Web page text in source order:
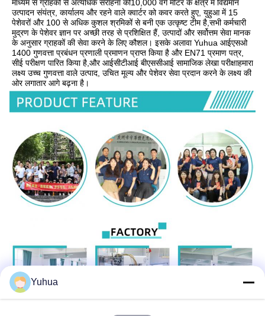
माध्यम से ग्राहकों से अत्यधिक सराहना की10,000 वर्ग मीटर के क्षेत्र में विद्यमान
उत्पादन संयंत्र, कार्यालय और रहने वाले क्वार्टर को कवर करते हुए, युहुआ में 15
पेशेवरों और 100 से अधिक कुशल श्रमिकों से बनी एक उत्कृष्ट टीम है,सभी कर्मचारी
मुद्रण के पेशेवर ज्ञान पर अच्छी तरह से प्रशिक्षित हैं, उत्पादों और सर्वोत्तम सेवा मानक
के अनुसार ग्राहकों की सेवा करने के लिए कौशल। इसके अलावा Yuhua आईएसओ
1400 गुणवत्ता प्रबंधन प्रणाली प्रमाणन प्राप्त किया है और EN71 प्रमाण पत्र,
सीई परीक्षण पारित किया है,और आईसीटीआई बीएससीआई सामाजिक लेखा परीक्षाहमारा
लक्ष्य उच्च गुणवत्ता वाले उत्पाद, उचित मूल्य और पेशेवर सेवा प्रदान करने के लक्ष्य की
ओर लगातार आगे बढ़ना है।
Yuhua